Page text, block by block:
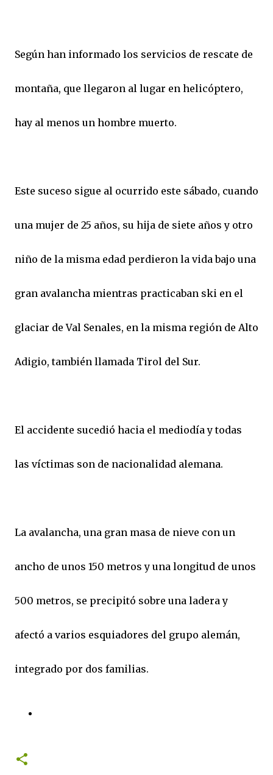
Según han informado los servicios de rescate de
montaña, que llegaron al lugar en helicóptero,
hay al menos un hombre muerto.
Este suceso sigue al ocurrido este sábado, cuando
una mujer de 25 años, su hija de siete años y otro
niño de la misma edad perdieron la vida bajo una
gran avalancha mientras practicaban ski en el
glaciar de Val Senales, en la misma región de Alto
Adigio, también llamada Tirol del Sur.
El accidente sucedió hacia el mediodía y todas
las víctimas son de nacionalidad alemana.
La avalancha, una gran masa de nieve con un
ancho de unos 150 metros y una longitud de unos
500 metros, se precipitó sobre una ladera y
afectó a varios esquiadores del grupo alemán,
integrado por dos familias.